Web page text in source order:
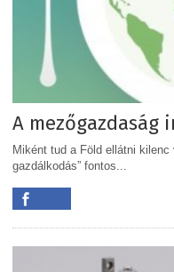
A
Miként tud a Föld ellátni
gazdálkodás” fontos...